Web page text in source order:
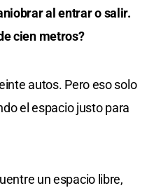
al entrar o salir.
cien metros?
autos. Pero eso solo
el espacio justo para
un espacio libre,